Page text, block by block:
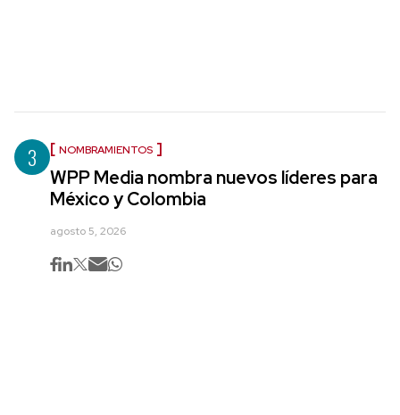
3 NOMBRAMIENTOS
WPP Media nombra nuevos líderes para
México y Colombia
agosto 5, 2026